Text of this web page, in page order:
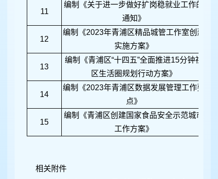
11
编制《关于进一步做好扩岗稳就业工作的
通知》
12
编制《2023年青浦区精品城管工作室创建
实施方案》
13
编制《青浦区“十四五”全面推进15分钟社
区生活圈规划行动方案》
14
编制《2023年青浦区数据发展管理工作要
点》
15
编制《青浦区创建国家食品安全示范城市
工作方案》
相关附件